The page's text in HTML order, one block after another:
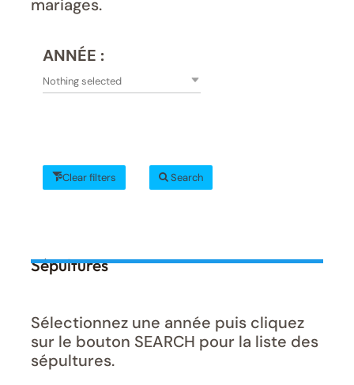
mariages.
ANNÉE :
Nothing selected
Clear filters Search
Sépultures
Sélectionnez une année puis cliquez
sur le bouton SEARCH pour la liste des
sépultures.